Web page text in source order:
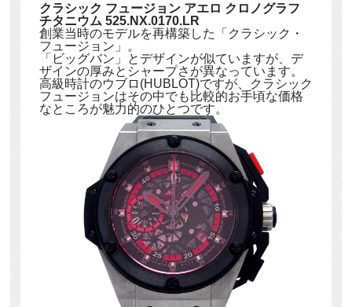
クラシック フュージョン アエロ クロノグラフ
チタニウム 525.NX.0170.LR
創業当時のモデルを再構築した「クラシック・
フュージョン」。
「ビッグバン」とデザインが似ていますが、デ
ザインの厚みとシャープさが異なっています。
高級時計のウブロ(HUBLOT)ですが、クラシック
フュージョンはその中でも比較的お手頃な価格
なところが魅力的のひとつです。